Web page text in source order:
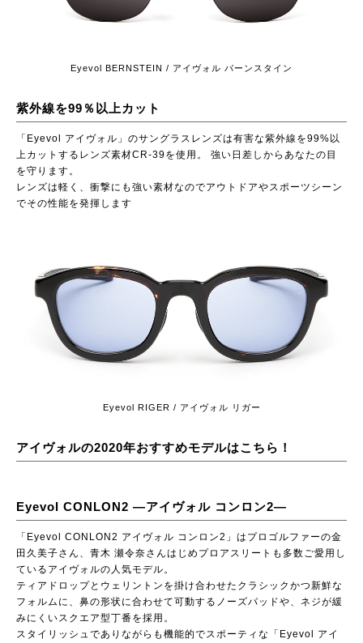
Eyevol BERNSTEIN / アイヴォル バーンスタイン
紫外線を99％以上カット
「Eyevol アイヴォル」のサングラスレンズは有害な紫外線を99%以
上カットするレンズ素材CR-39を使用。 強い日差しからあなたの目
を守ります。
レンズは軽く、衝撃にも強い素材なのでアウトドアやスポーツシーン
でその性能を発揮します
Eyevol RIGER / アイヴォル リガー
アイヴォルの2020年おすすめモデルはこちら！
Eyevol CONLON2 ―アイヴォル コンロン2―
「Eyevol CONLON2 アイヴォル コンロン2」はプロゴルファーの金
田久美子さん、青木 瀬令奈さんはじめプロアスリートも多数ご愛用し
ているアイヴォルの人気モデル。
ティアドロップとウェリントンを掛け合わせたクラシックかつ新鮮な
フォルムに、鼻の形状に合わせて可動するノーズパッドや、ネジが緩
みにくいスクエア型丁番を採用。
スタイリッシュでありながらも機能的でスポーティな「Eyevol アイ